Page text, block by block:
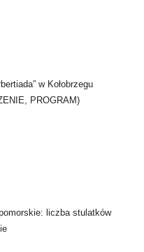
w Kołobrzegu
PROGRAM)
liczba stulatków